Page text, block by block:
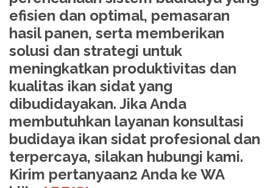
efisien dan optimal, pemasaran
hasil panen, serta memberikan
solusi dan strategi untuk
meningkatkan produktivitas dan
kualitas ikan sidat yang
dibudidayakan. Jika Anda
membutuhkan layanan konsultasi
budidaya ikan sidat profesional dan
terpercaya, silakan hubungi kami.
Kirim pertanyaan2 Anda ke WA